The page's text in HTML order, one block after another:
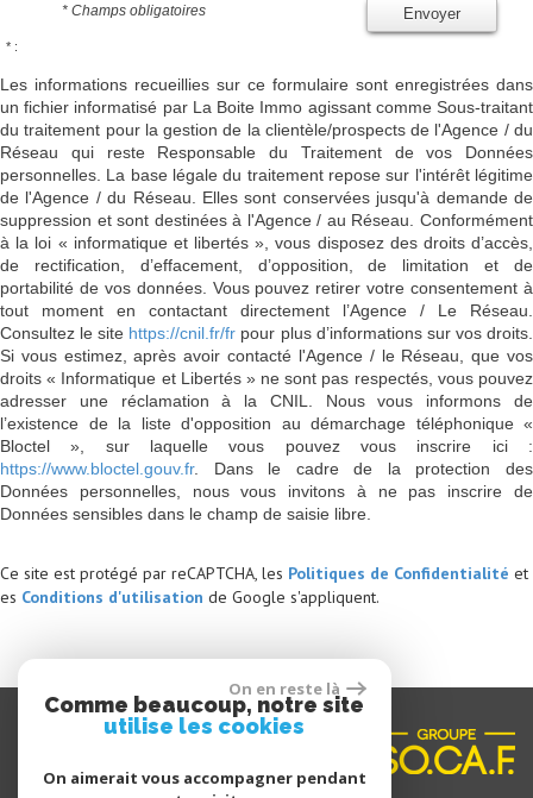
Envoyer
* Champs obligatoires
* :
Les informations recueillies sur ce formulaire sont enregistrées dans
un fichier informatisé par La Boite Immo agissant comme Sous-traitant
du traitement pour la gestion de la clientèle/prospects de l'Agence / du
Réseau qui reste Responsable du Traitement de vos Données
personnelles. La base légale du traitement repose sur l'intérêt légitime
de l'Agence / du Réseau. Elles sont conservées jusqu'à demande de
suppression et sont destinées à l'Agence / au Réseau. Conformément
à la loi « informatique et libertés », vous disposez des droits d’accès,
de rectification, d’effacement, d’opposition, de limitation et de
portabilité de vos données. Vous pouvez retirer votre consentement à
tout moment en contactant directement l’Agence / Le Réseau.
Consultez le site https://cnil.fr/fr pour plus d’informations sur vos droits.
Si vous estimez, après avoir contacté l'Agence / le Réseau, que vos
droits « Informatique et Libertés » ne sont pas respectés, vous pouvez
adresser une réclamation à la CNIL. Nous vous informons de
l’existence de la liste d'opposition au démarchage téléphonique «
Bloctel », sur laquelle vous pouvez vous inscrire ici :
https://www.bloctel.gouv.fr. Dans le cadre de la protection des
Données personnelles, nous vous invitons à ne pas inscrire de
Données sensibles dans le champ de saisie libre.
Ce site est protégé par reCAPTCHA, les Politiques de Confidentialité et
es Conditions d'utilisation de Google s'appliquent.
On en reste là
Comme beaucoup, notre site
utilise les cookies
On aimerait vous accompagner pendant